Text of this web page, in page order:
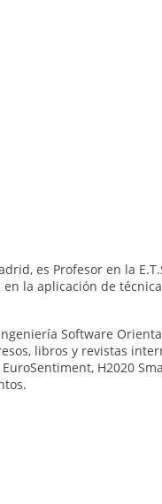
es Profesor en la
la aplicación de
Software
libros y revistas
H2020